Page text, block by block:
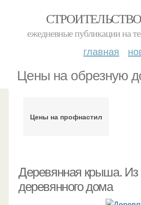
ежедневные публикации на
главная
Цены на обрезную
Цены на профнастил
Деревянная крыша. Из
деревянного дома